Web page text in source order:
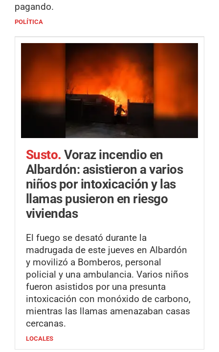
pagando.
POLÍTICA
Susto.Voraz incendio en
Albardón: asistieron a varios
niños por intoxicación y las
llamas pusieron en riesgo
viviendas
El fuego se desató durante la
madrugada de este jueves en Albardón
y movilizó a Bomberos, personal
policial y una ambulancia. Varios niños
fueron asistidos por una presunta
intoxicación con monóxido de carbono,
mientras las llamas amenazaban casas
cercanas.
LOCALES